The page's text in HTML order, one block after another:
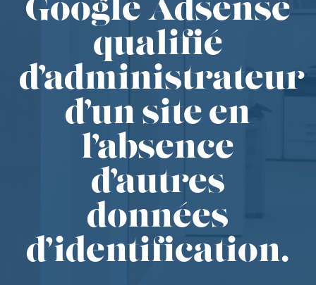
Google Adsense
qualifié
d’administrateur
d’un site en
l’absence
d’autres
données
d’identification.